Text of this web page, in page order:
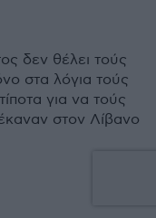
δεν θέλει τούς
στα λόγια τούς
για να τούς
στον Λίβανο